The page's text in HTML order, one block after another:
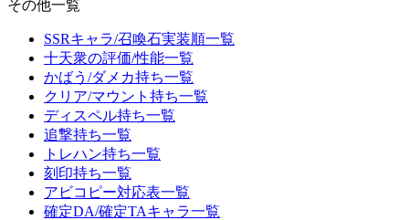
その他一覧
SSRキャラ/召喚石実装順一覧
十天衆の評価/性能一覧
かばう/ダメカ持ち一覧
クリア/マウント持ち一覧
ディスペル持ち一覧
追撃持ち一覧
トレハン持ち一覧
刻印持ち一覧
アビコピー対応表一覧
確定DA/確定TAキャラ一覧